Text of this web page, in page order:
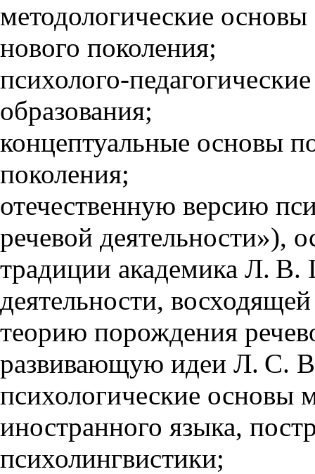
методологические
нового поколения;
психолого-
образования;
концептуальные основы
поколения;
отечественную версию
речевой деятельности»),
традиции академика Л.
деятельности,
теорию порождения
развивающую идеи Л. С.
психологические основы
иностранного языка,
психолингвистики;